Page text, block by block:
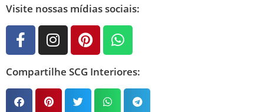
Visite nossas mídias sociais:
Compartilhe SCG Interiores: